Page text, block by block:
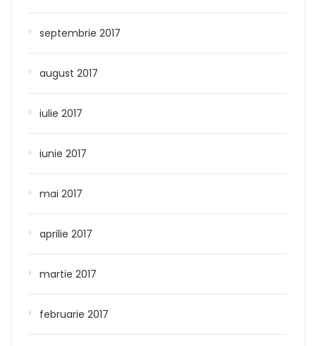
septembrie 2017
august 2017
iulie 2017
iunie 2017
mai 2017
aprilie 2017
martie 2017
februarie 2017